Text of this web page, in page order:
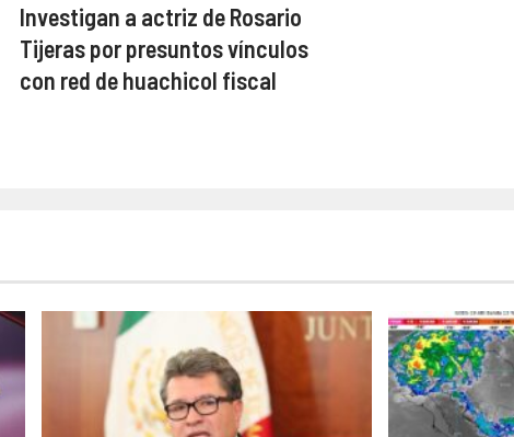
Investigan a actriz de Rosario
Tijeras por presuntos vínculos
con red de huachicol fiscal